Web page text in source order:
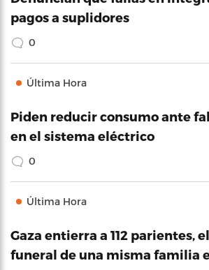
pagos a suplidores
0
Última Hora
Piden reducir consumo ante
en el sistema eléctrico
0
Última Hora
Gaza entierra a 112 parientes,
funeral de una misma familia